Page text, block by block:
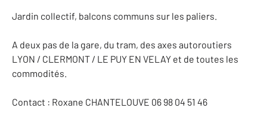
Jardin collectif, balcons communs sur les paliers.
A deux pas de la gare, du tram, des axes autoroutiers
LYON / CLERMONT / LE PUY EN VELAY et de toutes les
commodités.
Contact : Roxane CHANTELOUVE 06 98 04 51 46